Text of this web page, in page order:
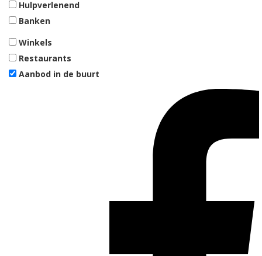
Hulpverlenend
Banken
Winkels
Restaurants
Aanbod in de buurt